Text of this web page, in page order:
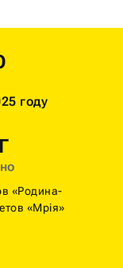
году
«Родина-
«Мрія»